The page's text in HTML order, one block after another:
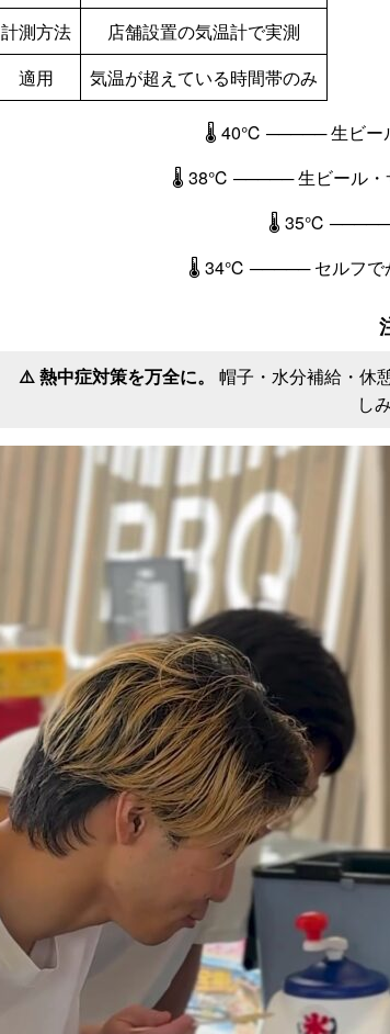
計測方法
店舗設置の気温計で実測
適用
気温が超えている時間帯のみ
🌡️ 40℃ ───── 生ビー
🌡️ 38℃ ───── 生ビール・
🌡️ 35℃ ─────
🌡️ 34℃ ───── セルフで
⚠️ 熱中症対策を万全に。
帽子・水分補給・休
し